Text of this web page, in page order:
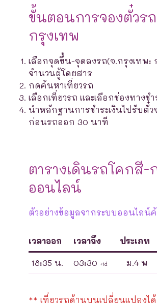
ขั้นตอนการจองตั๋วร
กรุงเทพ
เลือกจุดขึ้น-จุดลงรถ(จ.กรุงเทพ:
จำนวนผู้โดยสาร
กดค้นหาเที่ยวรถ
เลือกเที่ยวรถ และเลือกช่องทางช
นำหลักฐานการชำระเงินไปรับตั๋
ก่อนรถออก 30 นาที
ตารางเดินรถโคกสี-
ออนไลน์
ตัวอย่างข้อมูลจากระบบออนไลน์
เวลาออก เวลาถึง ประเภท
18:35 น. 03:30 +1d ม.4 พ
** เที่ยวรถด้านบนเปลี่ยนแปลงไ